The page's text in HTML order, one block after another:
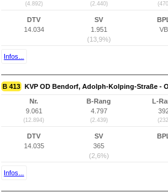
(4.892) (2.440)
DTV
14.034
SV
1.951
(13,9%)
VB
Infos...
B 413 KVP OD Bendorf, Adolph-Kolping-Straße -
Nr.
9.061
(12.894)
B-Rang
4.797
(2.439)
L-
DTV
14.035
SV
365
(2,6%)
Infos...